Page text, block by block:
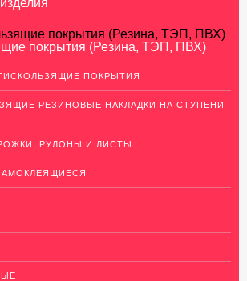
ЛЕСТНИЦ
покрытия (Резина, ТЭП, ПВХ)
покрытия (Резина, ТЭП, ПВХ)
ПОКРЫТИЯ
РЕЗИНОВЫЕ НАКЛАДКИ НА СТУПЕНИ
РУЛОНЫ И ЛИСТЫ